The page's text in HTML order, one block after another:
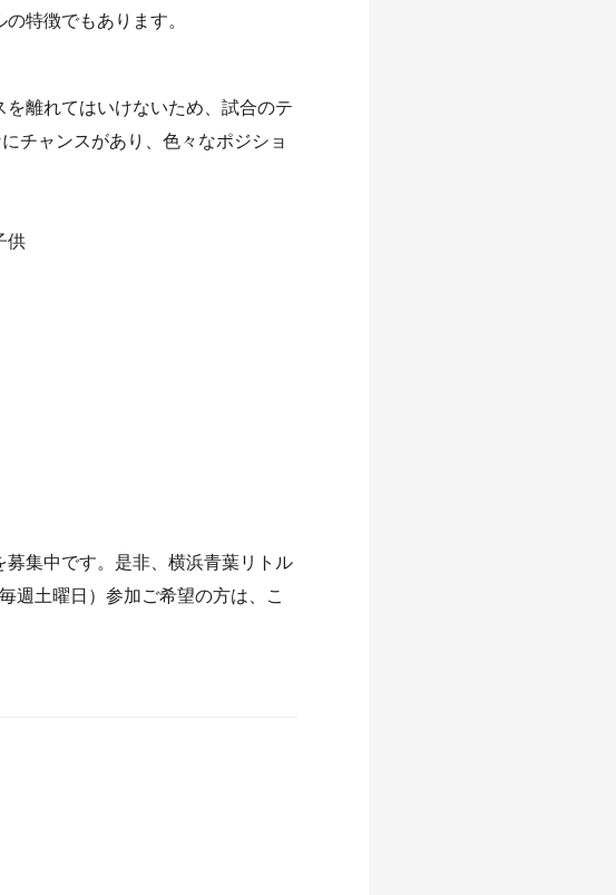
特徴でもあります。
離れてはいけないため、試合のテ
チャンスがあり、色々なポジショ
供
集中です。是非、横浜青葉リトル
土曜日）参加ご希望の方は、 こ